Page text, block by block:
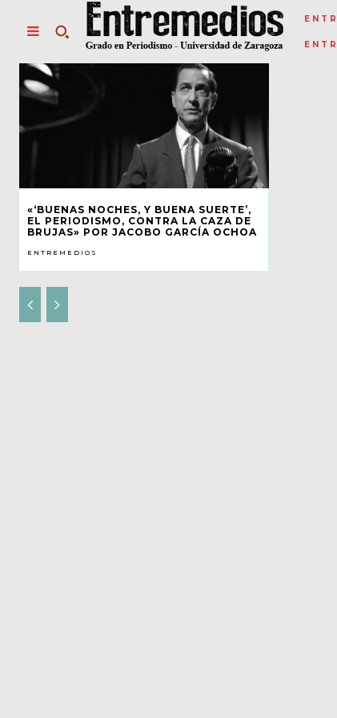
«‘BUENAS NOCHES, Y BUENA SUERTE’,
EL PERIODISMO, CONTRA LA CAZA DE
BRUJAS» POR JACOBO GARCÍA OCHOA
ENTREMEDIOS